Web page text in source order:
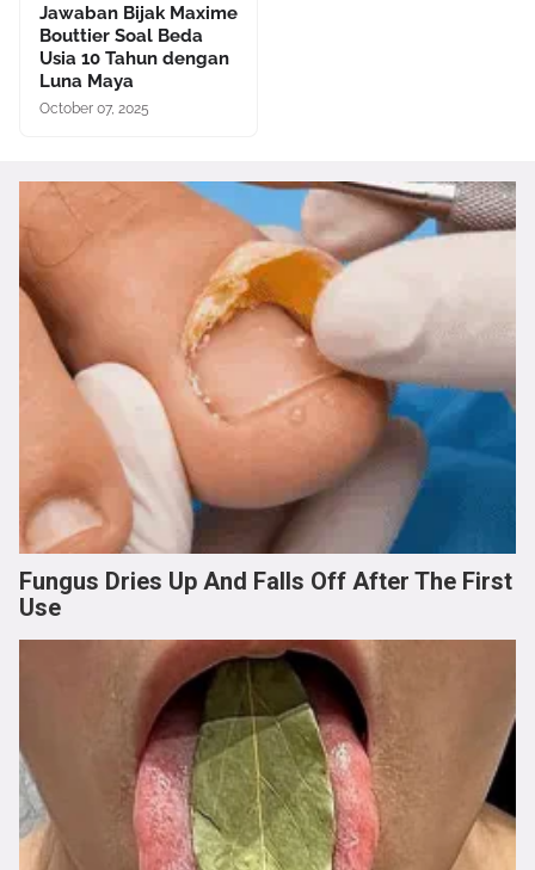
Jawaban Bijak Maxime
Bouttier Soal Beda
Usia 10 Tahun dengan
Luna Maya
October 07, 2025
Fungus Dries Up And Falls Off After The First
Use